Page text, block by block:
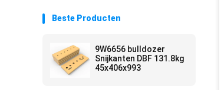
Beste Producten
9W6656 bulldozer
Snijkanten DBF 131.8kg
45x406x993